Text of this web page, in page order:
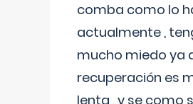
comba como lo
actualmente ,
mucho miedo ya
recuperación es
lenta , y se como